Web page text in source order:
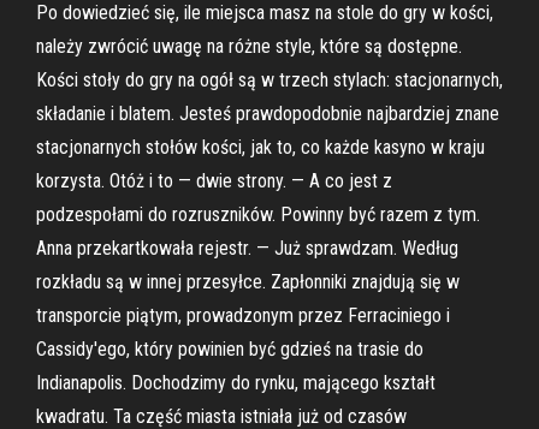
Po dowiedzieć się, ile miejsca masz na stole do gry w kości,
należy zwrócić uwagę na różne style, które są dostępne.
Kości stoły do gry na ogół są w trzech stylach: stacjonarnych,
składanie i blatem. Jesteś prawdopodobnie najbardziej znane
stacjonarnych stołów kości, jak to, co każde kasyno w kraju
korzysta. Otóż i to — dwie strony. — A co jest z
podzespołami do rozruszników. Powinny być razem z tym.
Anna przekartkowała rejestr. — Już sprawdzam. Według
rozkładu są w innej przesyłce. Zapłonniki znajdują się w
transporcie piątym, prowadzonym przez Ferraciniego i
Cassidy'ego, który powinien być gdzieś na trasie do
Indianapolis. Dochodzimy do rynku, mającego kształt
kwadratu. Ta część miasta istniała już od czasów